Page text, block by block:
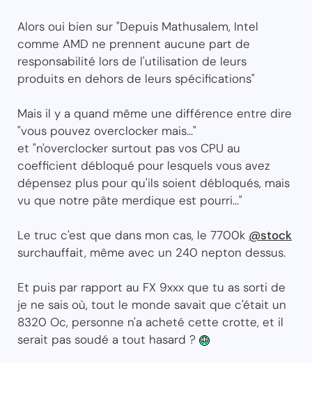
Alors oui bien sur "Depuis Mathusalem, Intel
comme AMD ne prennent aucune part de
responsabilité lors de l'utilisation de leurs
produits en dehors de leurs spécifications"
Mais il y a quand même une différence entre dire
"vous pouvez overclocker mais..."
et "n'overclocker surtout pas vos CPU au
coefficient débloqué pour lesquels vous avez
dépensez plus pour qu'ils soient débloqués, mais
vu que notre pâte merdique est pourri..."
Le truc c'est que dans mon cas, le 7700k @stock
surchauffait, même avec un 240 nepton dessus.
Et puis par rapport au FX 9xxx que tu as sorti de
je ne sais où, tout le monde savait que c'était un
8320 Oc, personne n'a acheté cette crotte, et il
serait pas soudé a tout hasard ?